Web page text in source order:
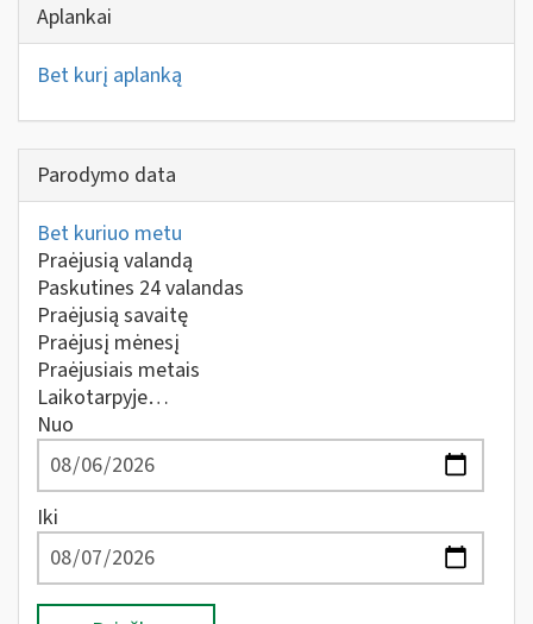
Aplankai
Bet kurį aplanką
Parodymo data
Bet kuriuo metu
Praėjusią valandą
Paskutines 24 valandas
Praėjusią savaitę
Praėjusį mėnesį
Praėjusiais metais
Laikotarpyje…
Nuo
Iki